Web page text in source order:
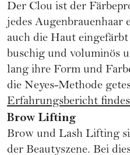
Der Clou ist der
jedes Augenbrauenhaar
auch die Haut
buschig und voluminös
lang ihre Form und
die Neyes-Methode
Erfahrungsbericht
Brow Lifting
Brow und Lash Lifting
der Beautyszene. Bei